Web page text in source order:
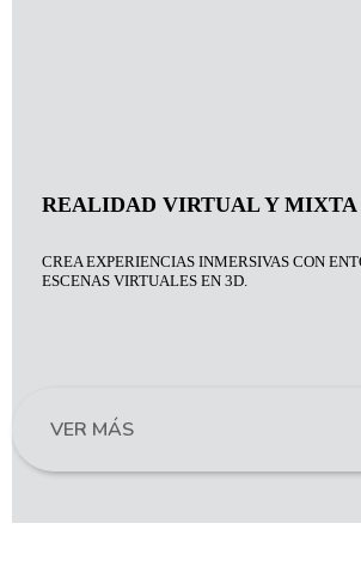
REALIDAD VIRTUAL Y MIXTA
CREA EXPERIENCIAS INMERSIVAS CON
ESCENAS VIRTUALES EN 3D.
VER MÁS